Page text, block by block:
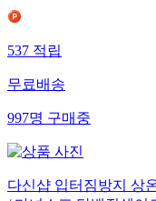
537적립
무료배송
997명구매중
다신샵 입터짐방지 상